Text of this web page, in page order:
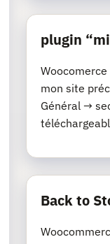
plugin
mon site
Général →
Back to